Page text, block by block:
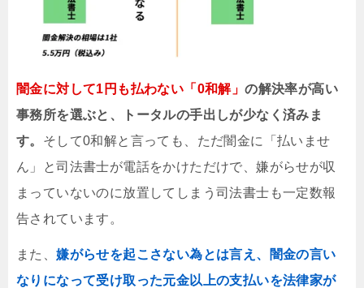
闇金に対して1円も払わない「0和解」の解決率が高い
事務所を選ぶと、トータルの手出しが少なく済みま
す。 そして0和解と言っても、ただ闇金に「払いませ
ん」と司法書士が電話をかけただけで、嫌がらせが収
まっていないのに放置してしまう司法書士も一定数報
告されています。
また、嫌がらせを起こさない為とは言え、闇金の言い
なりになって受け取った元金以上の支払いを法律家が